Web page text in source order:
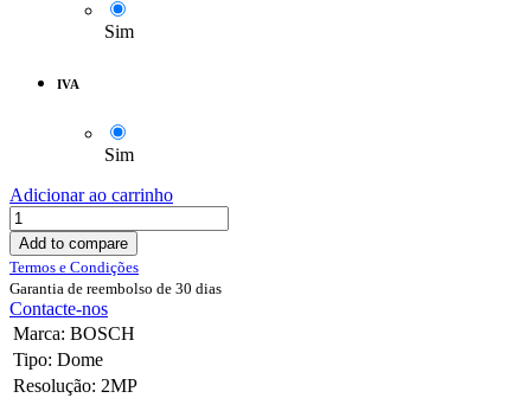
Sim
IVA
Sim
Adicionar ao carrinho
Add to compare
Termos e Condições
Garantia de reembolso de 30 dias
Contacte-nos
Marca: BOSCH
Tipo: Dome
Resolução: 2MP